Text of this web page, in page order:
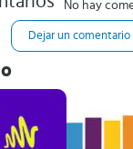
No hay
Dejar un comentario